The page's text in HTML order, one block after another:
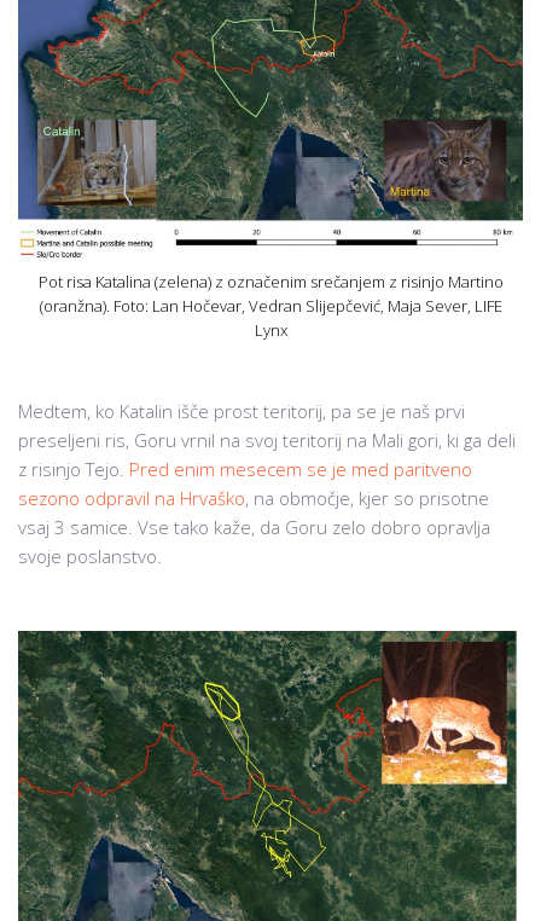
Pot risa Katalina (zelena) z označenim srečanjem z risinjo Martino
(oranžna). Foto: Lan Hočevar, Vedran Slijepčević, Maja Sever, LIFE
Lynx
Medtem, ko Katalin išče prost teritorij, pa se je naš prvi
preseljeni ris, Goru vrnil na svoj teritorij na Mali gori, ki ga deli
z risinjo Tejo. Pred enim mesecem se je med paritveno
sezono odpravil na Hrvaško, na območje, kjer so prisotne
vsaj 3 samice. Vse tako kaže, da Goru zelo dobro opravlja
svoje poslanstvo.